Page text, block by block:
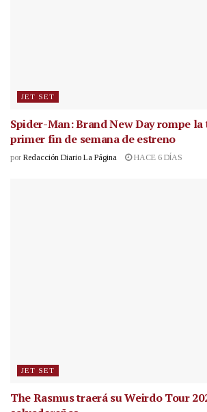
JET SET
Spider-Man: Brand New Day rompe
primer fin de semana de estreno
por Redacción Diario La Página HACE 6 DÍAS
JET SET
The Rasmus traerá su Weirdo Tour